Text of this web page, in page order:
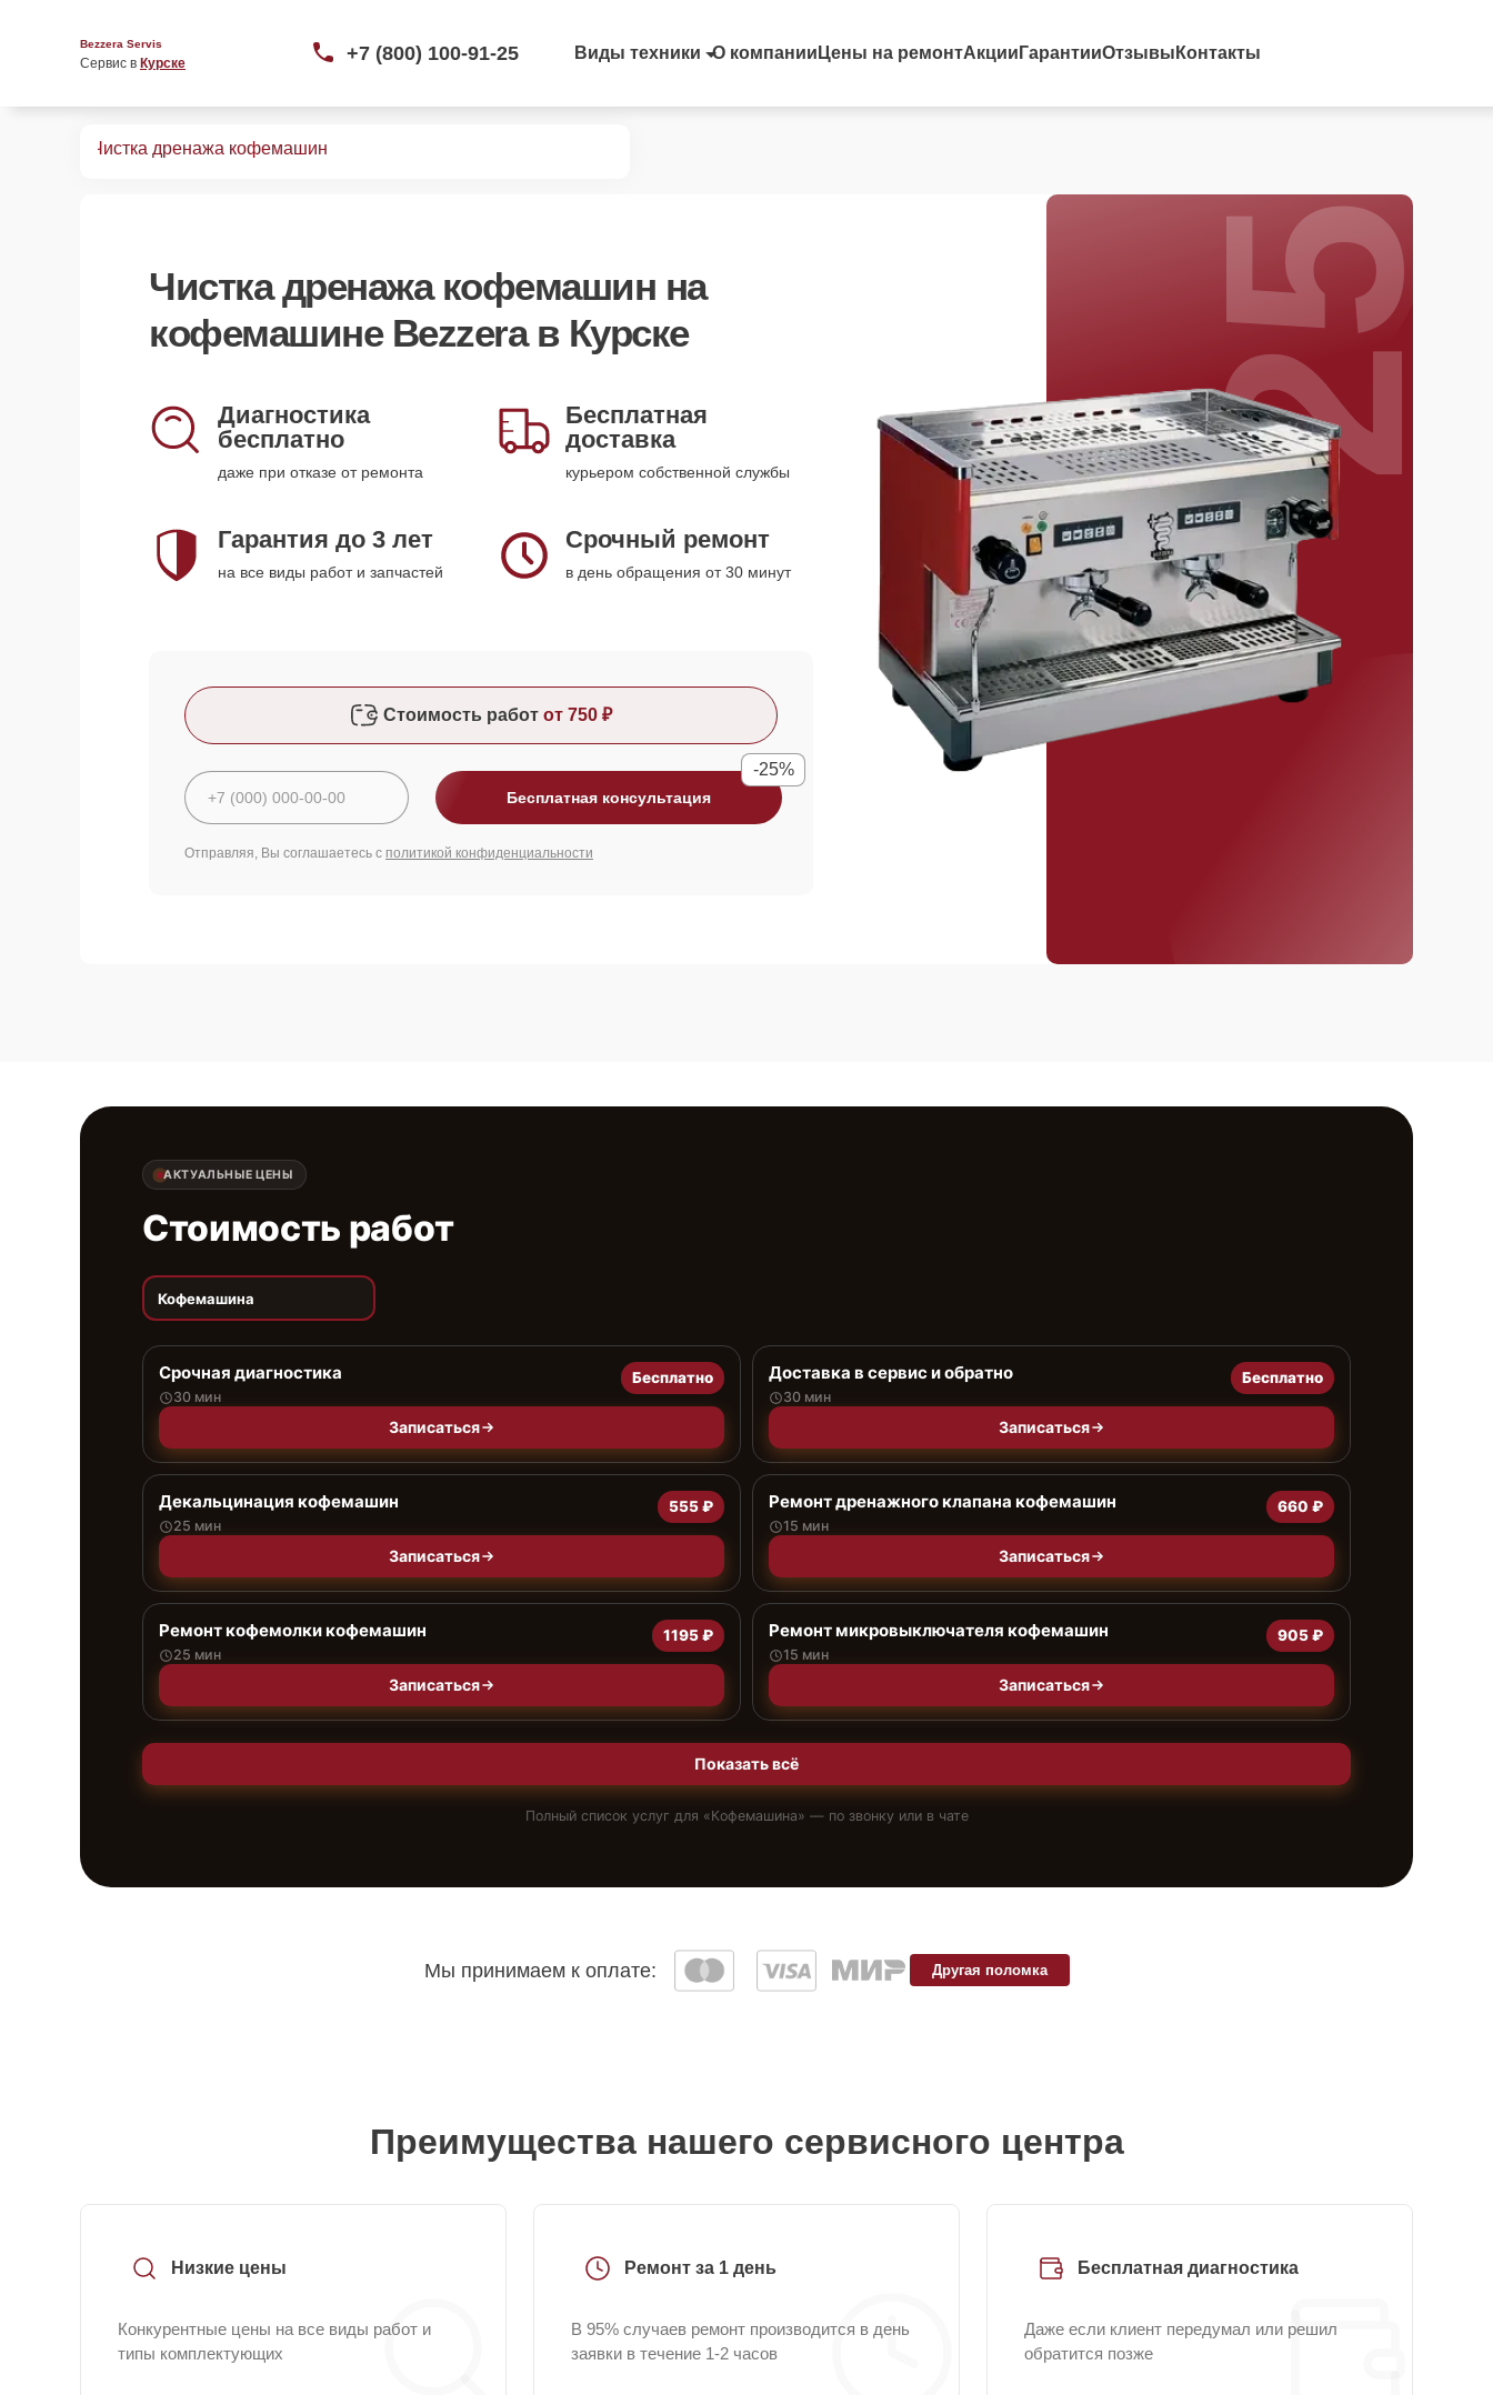
Bezzera Servis
Сервис в Курске +7 (800) 100-91-25 Виды техники О компании Цены на ремонтАкции ГарантииОтзывы Контакты
Чистка дренажа кофемашин
Чистка дренажа кофемашин на
кофемашине Bezzera в Курске
Диагностика
бесплатно
даже при отказе от ремонта
Бесплатная
доставка
курьером собственной службы
Гарантия до 3 лет
на все виды работ и запчастей
Срочный ремонт
в день обращения от 30 минут
Стоимость работ от 750 ₽
Бесплатная консультация
-25%
Отправляя, Вы соглашаетесь с политикой конфиденциальности
25%
АКТУАЛЬНЫЕ ЦЕНЫ
Стоимость работ
Кофемашина
Срочная диагностика
30 мин
Бесплатно
Записаться
Доставка в сервис и обратно
30 мин
Бесплатно
Записаться
Декальцинация кофемашин
25 мин
555 ₽
Записаться
Ремонт дренажного клапана кофемашин
15 мин
660 ₽
Записаться
Ремонт кофемолки кофемашин
25 мин
1195 ₽
Записаться
Ремонт микровыключателя кофемашин
15 мин
905 ₽
Записаться
Показать всё
Полный список услуг для «Кофемашина» — по звонку или в чате
Мы принимаем к оплате: Другая поломка
Преимущества нашего сервисного центра
Низкие цены
Конкурентные цены на все виды работ и
типы комплектующих
Ремонт за 1 день
В 95% случаев ремонт производится в день
заявки в течение 1-2 часов
Бесплатная диагностика
Даже если клиент передумал или решил
обратится позже